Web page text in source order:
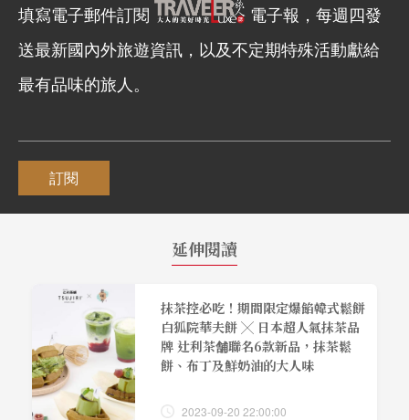
填寫電子郵件訂閱
電子報，每週四發
送最新國內外旅遊資訊，以及不定期特殊活動獻給
最有品味的旅人。
訂閱
延伸閱讀
抹茶控必吃！期間限定爆餡韓式鬆餅
白狐院華夫餅 ╳ 日本超人氣抹茶品
牌 辻利茶舗聯名6款新品，抹茶鬆
餅、布丁及鮮奶油的大人味
2023-09-20 22:00:00